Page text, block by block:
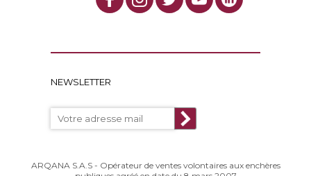
NEWSLETTER
ARQANA S.A.S - Opérateur de ventes volontaires aux enchères